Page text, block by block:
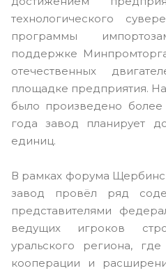
технологического
программы
поддержке
отечественных
площадке предприятия.
было произведено
года завод планирует
единиц.
В рамках форума
завод провёл ряд
представителями
ведущих игроков
уральского региона,
кооперации и